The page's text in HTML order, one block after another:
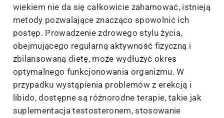
wiekiem nie da się całkowicie zahamować, istnieją
metody pozwalające znacząco spowolnić ich
postęp. Prowadzenie zdrowego stylu życia,
obejmującego regularną aktywność fizyczną i
zbilansowaną dietę, może wydłużyć okres
optymalnego funkcjonowania organizmu. W
przypadku wystąpienia problemów z erekcją i
libido, dostępne są różnorodne terapie, takie jak
suplementacja testosteronem, stosowanie